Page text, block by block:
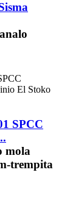
SPCC
mola
trempita